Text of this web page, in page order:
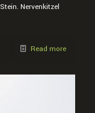
Nervenkitzel
Read more